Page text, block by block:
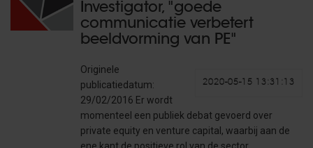
Investigator, "goede
communicatie verbetert
beeldvorming van PE"
2020-05-15 13:31:13
Originele
publicatiedatum:
29/02/2016 Er wordt
momenteel een publiek debat gevoerd over
private equity en venture capital, waarbij aan de